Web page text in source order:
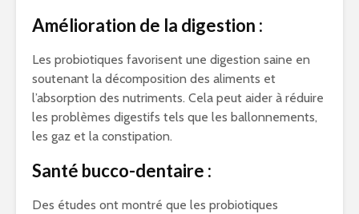
Amélioration de la digestion :
Les probiotiques favorisent une digestion saine en
soutenant la décomposition des aliments et
l’absorption des nutriments. Cela peut aider à réduire
les problèmes digestifs tels que les ballonnements,
les gaz et la constipation.
Santé bucco-dentaire :
Des études ont montré que les probiotiques